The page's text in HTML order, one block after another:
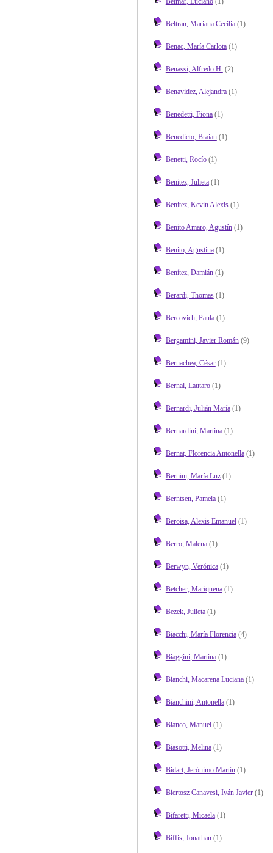
Beltran, Mariana Cecilia(1)
Benac, María Carlota(1)
Benassi, Alfredo H. (2)
Benavidez, Alejandra(1)
Benedetti, Fiona(1)
Benedicto, Braian(1)
Benetti, Rocío(1)
Benitez, Julieta(1)
Benitez, Kevin Alexis(1)
Benito Amaro, Agustín(1)
Benito, Agustina(1)
Benítez, Damián(1)
Berardi, Thomas(1)
Bercovich, Paula(1)
Bergamini, Javier Román(9)
Bernachea, César(1)
Bernal, Lautaro(1)
Bernardi, Julián María(1)
Bernardini, Martina(1)
Bernat, Florencia Antonella(1)
Bernini, María Luz(1)
Berntsen, Pamela(1)
Beroisa, Alexis Emanuel(1)
Berro, Malena(1)
Berwyn, Verónica(1)
Betcher, Mariquena(1)
Bezek, Julieta(1)
Biacchi, María Florencia(4)
Biaggini, Martina(1)
Bianchi, Macarena Luciana(1)
Bianchini, Antonella(1)
Bianco, Manuel(1)
Biasotti, Melina(1)
Bidart, Jerónimo Martín(1)
Biertosz Canavesi, Iván Javier(1)
Bifaretti, Micaela(1)
Biffis, Jonathan(1)